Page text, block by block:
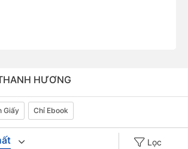
HƯƠNG
Giấy Chỉ Ebook
Lọc